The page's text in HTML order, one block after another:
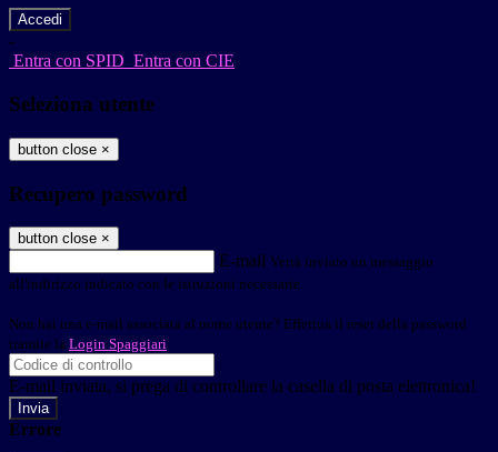
-
Entra con SPID Entra con CIE
Seleziona utente
button close ×
Recupero password
button close ×
E-mail Verrà inviato un messaggio
all'indirizzo indicato con le istruzioni necessarie.
Non hai una e-mail associata al nome utente? Effettua il reset della password
tramite la Login Spaggiari
E-mail inviata, si prega di controllare la casella di posta elettronica!
Errore